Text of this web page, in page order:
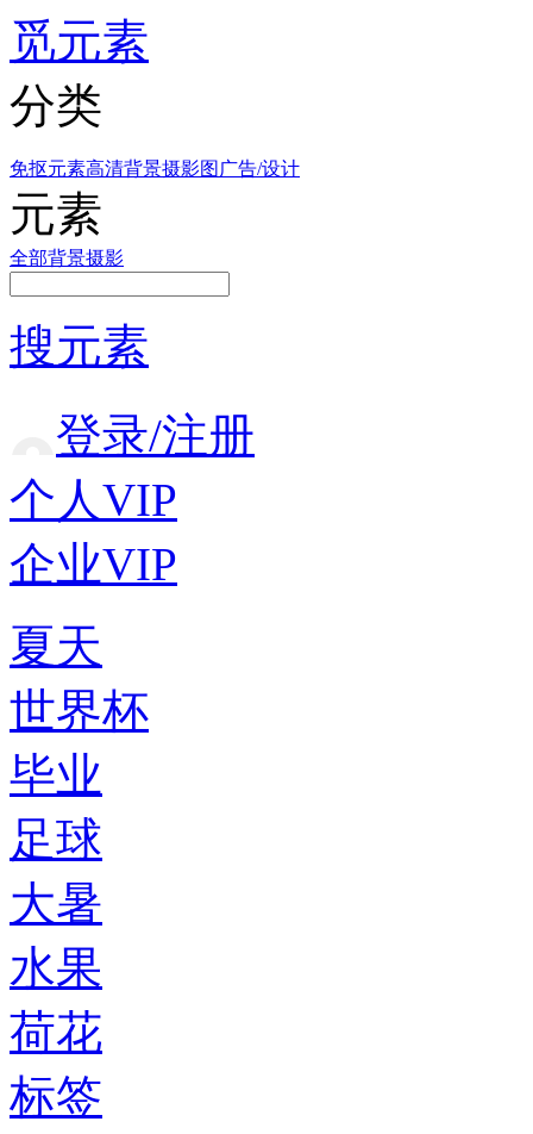
觅元素
分类
免抠元素高清背景摄影图 广告/设计
元素
全部背景摄影
搜元素
登录/注册
个人VIP
企业VIP
夏天
世界杯
毕业
足球
大暑
水果
荷花
标签